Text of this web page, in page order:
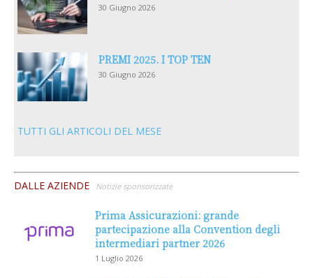
30 Giugno 2026
PREMI 2025. I TOP TEN
30 Giugno 2026
TUTTI GLI ARTICOLI DEL MESE
DALLE AZIENDE Notizie sponsorizzate
Prima Assicurazioni: grande
partecipazione alla Convention degli
intermediari partner 2026
1 Luglio 2026